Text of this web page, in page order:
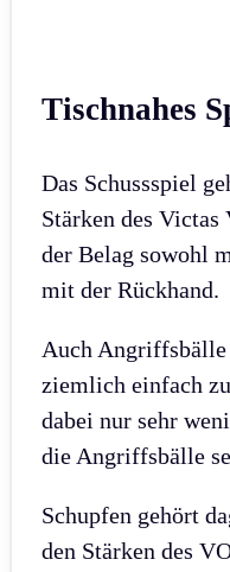
Tischnahes
Das Schussspiel
Stärken des
der Belag sowohl
mit der Rückhand.
Auch
ziemlich einfach
dabei nur sehr
die Angriffsbälle
Schupfen gehört
den Stärken des